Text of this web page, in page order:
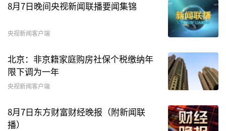
不俗表现。Wind数据显示，通用航空ETF基金
（561660）等多只航空航天主题ETF，近5个交易
日涨幅超17%。
8月7日晚间央视新闻联播要闻集锦
央视新闻客户端
北京：非京籍家庭购房社保个税缴纳年
限下调为一年
央视新闻客户端
8月7日东方财富财经晚报（附新闻联
播）